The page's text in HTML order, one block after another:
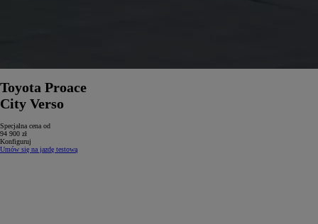
Toyota Proace
City Verso
Specjalna cena od
94 900 zł
Konfiguruj
Umów się na jazdę testową